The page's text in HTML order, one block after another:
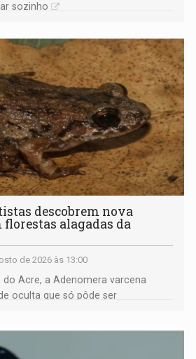
sozinho
descobrem nova
florestas alagadas da
de 2026 às 13:00
do Acre, a Adenomera varcena
oculta que só pôde ser